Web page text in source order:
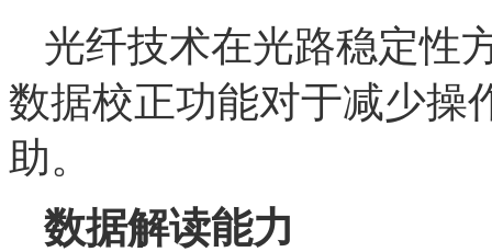
光纤技术在光路稳定性
数据校正功能对于减少操
助。
数据解读能力